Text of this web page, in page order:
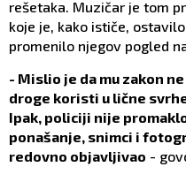
rešetaka. Muzičar je tom
koje je, kako ističe,
promenilo njegov pogled
- Mislio je da mu zakon
droge koristi u lične
Ipak, policiji nije
ponašanje, snimci i
redovno objavljivao -